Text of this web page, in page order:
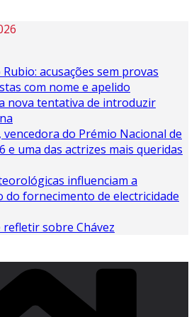
acusações sem provas
com nome e apelido
nova tentativa de introduzir
vencedora do Prémio Nacional de
e uma das actrizes mais queridas
influenciam a
do fornecimento de electricidade
refletir sobre Chávez